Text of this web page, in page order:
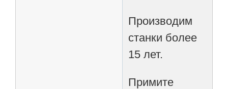
Производим
станки более
15 лет.
Примите